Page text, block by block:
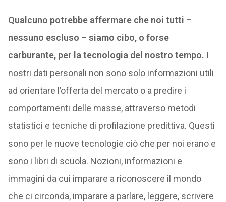
Qualcuno potrebbe affermare che noi tutti –
nessuno escluso – siamo cibo, o forse
carburante, per la tecnologia del nostro tempo. I
nostri dati personali non sono solo informazioni utili
ad orientare l’offerta del mercato o a predire i
comportamenti delle masse, attraverso metodi
statistici e tecniche di profilazione predittiva. Questi
sono per le nuove tecnologie ciò che per noi erano e
sono i libri di scuola. Nozioni, informazioni e
immagini da cui imparare a riconoscere il mondo
che ci circonda, imparare a parlare, leggere, scrivere